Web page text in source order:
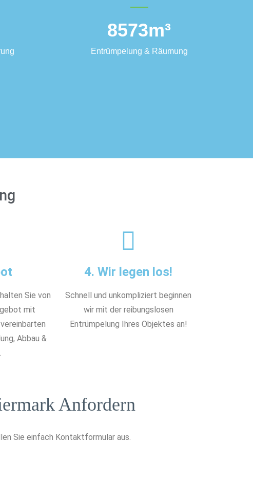
8573m³
Entrümpelung & Räumung
Sie von
mit
Abbau &
4. Wir legen los!
Schnell und unkompliziert beginnen
wir mit der reibungslosen
Entrümpelung Ihres Objektes an!
Anfordern
Sie einfach Kontaktformular aus.